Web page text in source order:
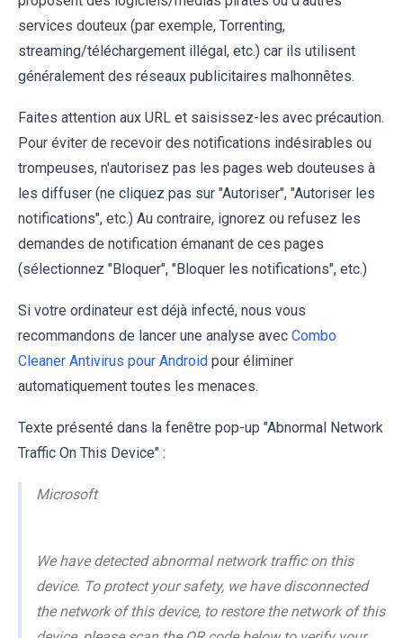
services douteux (par exemple, Torrenting,
streaming/téléchargement illégal, etc.) car ils utilisent
généralement des réseaux publicitaires malhonnêtes.
Faites attention aux URL et saisissez-les avec précaution.
Pour éviter de recevoir des notifications indésirables ou
trompeuses, n'autorisez pas les pages web douteuses à
les diffuser (ne cliquez pas sur "Autoriser", "Autoriser les
notifications", etc.) Au contraire, ignorez ou refusez les
demandes de notification émanant de ces pages
(sélectionnez "Bloquer", "Bloquer les notifications", etc.)
Si votre ordinateur est déjà infecté, nous vous
recommandons de lancer une analyse avec Combo
Cleaner Antivirus pour Android pour éliminer
automatiquement toutes les menaces.
Texte présenté dans la fenêtre pop-up "Abnormal Network
Traffic On This Device" :
Microsoft
We have detected abnormal network traffic on this
device. To protect your safety, we have disconnected
the network of this device, to restore the network of this